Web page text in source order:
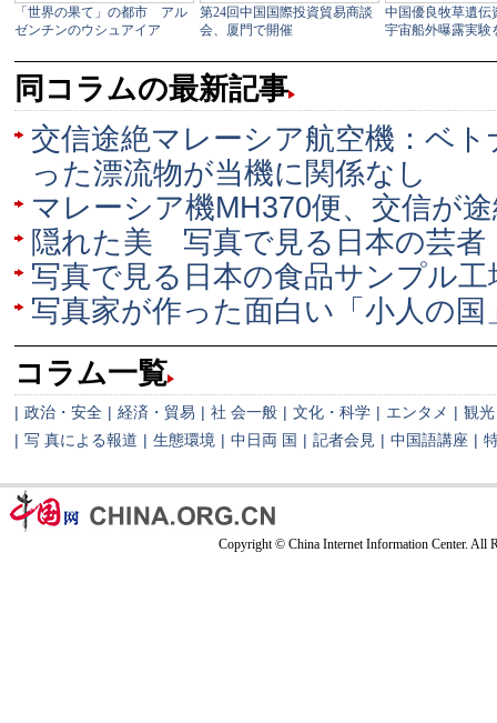
同コラムの最新記事
交信途絶マレーシア航空機：ベ
った漂流物が当機に関係なし
マレーシア機MH370便、交信が
隠れた美 写真で見る日本の芸者
写真で見る日本の食品サンプル工
写真家が作った面白い「小人の国
コラム一覧
| 政治・安全 | 経済・貿易 | 社 会一般 | 文化・科学 | エンタメ | 観光
| 写 真による報道 | 生態環境 | 中日両 国 | 記者会見 | 中国語講座 |